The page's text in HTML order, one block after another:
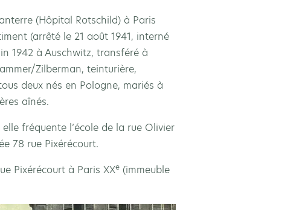
(Hôpital Rotschild) à Paris
(arrêté le 21 août 1941, interné
1942 à Auschwitz, transféré à
Zilberman, teinturière,
deux nés en Pologne, mariés à
aînés.
fréquente l’école de la rue Olivier
78 rue Pixérécourt.
Pixérécourt à Paris XXe(immeuble